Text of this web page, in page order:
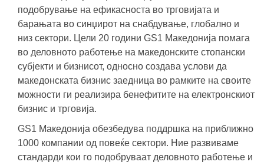
подобрување на ефикасноста во трговијата и
барањата во синџирот на снабдување, глобално и
низ сектори. Цели 20 години GS1 Македонија помага
во деловното работење на македонските стопански
субјекти и бизнисот, односно создава услови да
македонската бизнис заедница во рамките на своите
можности ги реализира бенефитите на електронскиот
бизнис и трговија.
GS1 Македонија обезбедува поддршка на приближно
1000 компании од повеќе сектори. Ние развиваме
стандарди кои го подобруваат деловното работење и